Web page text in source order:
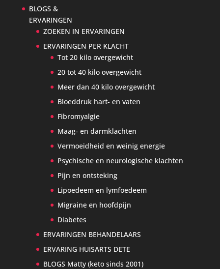
BLOGS &
ERVARINGEN
ZOEKEN IN ERVARINGEN
ERVARINGEN PER KLACHT
Tot 20 kilo overgewicht
20 tot 40 kilo overgewicht
Meer dan 40 kilo overgewicht
Bloeddruk hart- en vaten
Fibromyalgie
Maag- en darmklachten
Vermoeidheid en weinig energie
Psychische en neurologische klachten
Pijn en ontsteking
Lipoedeem en lymfoedeem
Migraine en hoofdpijn
Diabetes
ERVARINGEN BEHANDELAARS
ERVARING HUISARTS DETE
BLOGS Matty (keto sinds 2001)